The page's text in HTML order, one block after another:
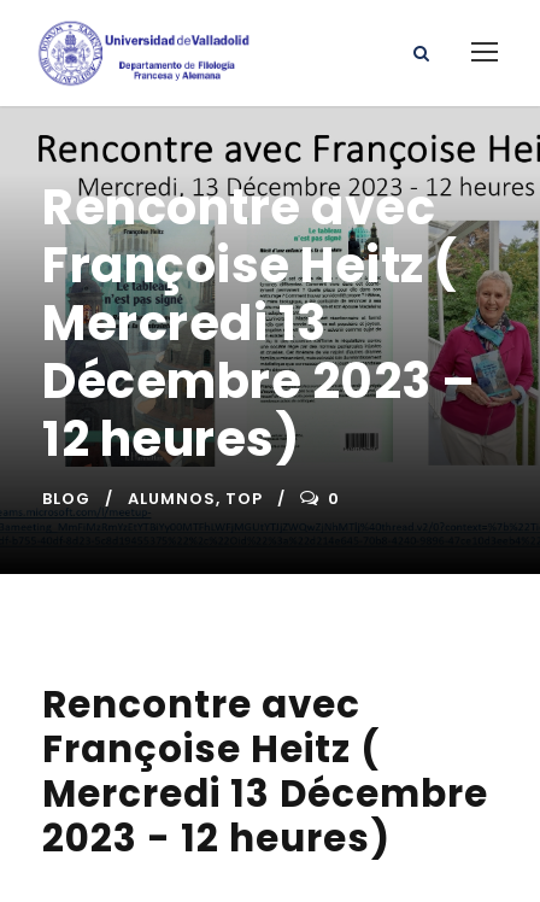
Rencontre avec
Françoise Heitz (
Mercredi 13
Décembre 2023 –
12 heures)
BLOG ALUMNOS, TOP 0
Rencontre avec
Françoise Heitz (
Mercredi 13 Décembre
2023 - 12 heures)